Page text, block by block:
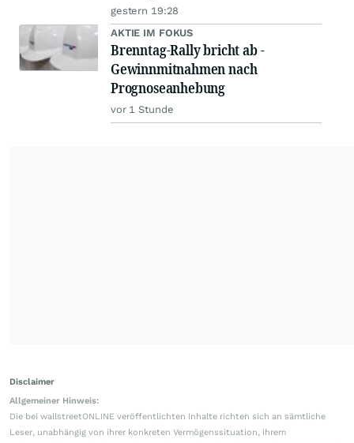
gestern 19:28
AKTIE IM FOKUS
Brenntag-Rally bricht ab -
Gewinnmitnahmen nach
Prognoseanhebung
vor 1 Stunde
Disclaimer
Allgemeiner Hinweis:
Die bei wallstreetONLINE veröffentlichten Inhalte richten sich an sämtliche
Leser, unabhängig von ihrer konkreten Vermögenssituation, ihrem